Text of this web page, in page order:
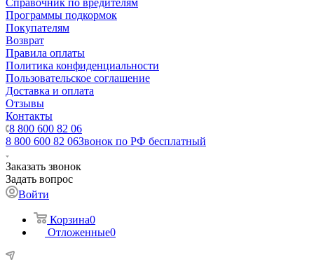
Справочник по вредителям
Программы подкормок
Покупателям
Возврат
Правила оплаты
Политика конфиденциальности
Пользовательское соглашение
Доставка и оплата
Отзывы
Контакты
8 800 600 82 06
8 800 600 82 06Звонок по РФ бесплатный
Заказать звонок
Задать вопрос
Войти
Корзина0
Отложенные0